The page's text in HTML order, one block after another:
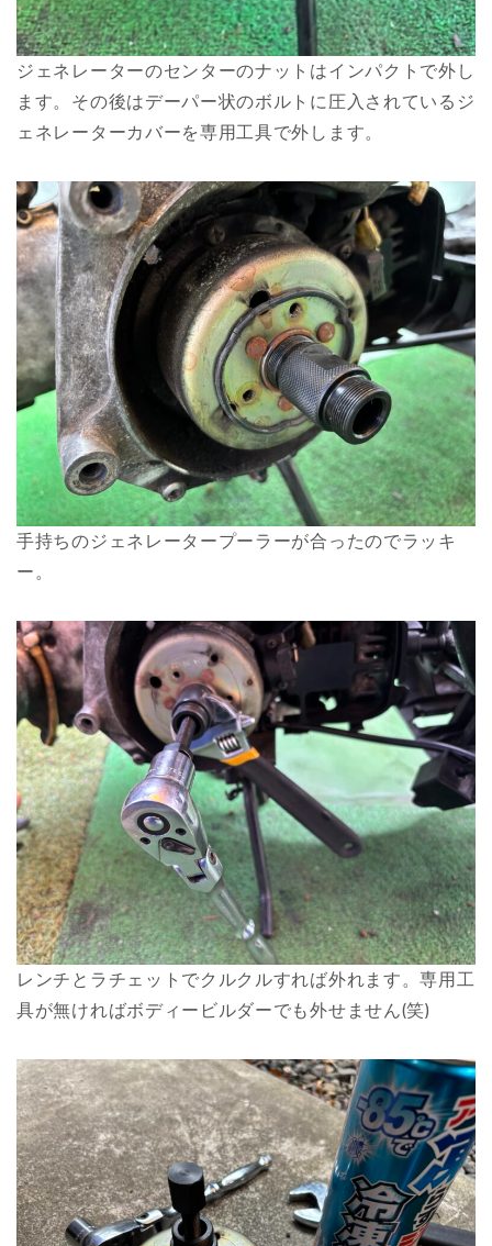
ジェネレーターのセンターのナットはインパクトで外し
ます。その後はデーパー状のボルトに圧入されているジ
ェネレーターカバーを専用工具で外します。
手持ちのジェネレータープーラーが合ったのでラッキ
ー。
レンチとラチェットでクルクルすれば外れます。専用工
具が無ければボディービルダーでも外せません(笑)